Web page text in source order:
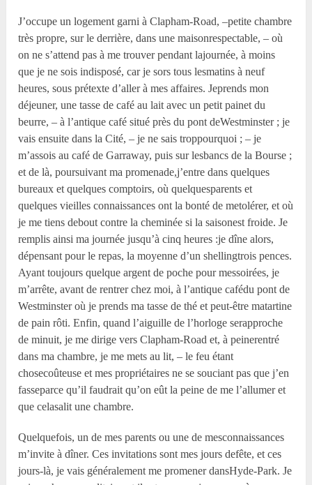
J’occupe un logement garni à Clapham-Road, –petite chambre
très propre, sur le derrière, dans une maisonrespectable, – où
on ne s’attend pas à me trouver pendant lajournée, à moins
que je ne sois indisposé, car je sors tous lesmatins à neuf
heures, sous prétexte d’aller à mes affaires. Jeprends mon
déjeuner, une tasse de café au lait avec un petit painet du
beurre, – à l’antique café situé près du pont deWestminster ; je
vais ensuite dans la Cité, – je ne sais troppourquoi ; – je
m’assois au café de Garraway, puis sur lesbancs de la Bourse ;
et de là, poursuivant ma promenade,j’entre dans quelques
bureaux et quelques comptoirs, où quelquesparents et
quelques vieilles connaissances ont la bonté de metolérer, et où
je me tiens debout contre la cheminée si la saisonest froide. Je
remplis ainsi ma journée jusqu’à cinq heures :je dîne alors,
dépensant pour le repas, la moyenne d’un shellingtrois pences.
Ayant toujours quelque argent de poche pour messoirées, je
m’arrête, avant de rentrer chez moi, à l’antique cafédu pont de
Westminster où je prends ma tasse de thé et peut-être matartine
de pain rôti. Enfin, quand l’aiguille de l’horloge serapproche
de minuit, je me dirige vers Clapham-Road et, à peinerentré
dans ma chambre, je me mets au lit, – le feu étant
chosecoûteuse et mes propriétaires ne se souciant pas que j’en
fasseparce qu’il faudrait qu’on eût la peine de me l’allumer et
que celasalit une chambre.
Quelquefois, un de mes parents ou une de mesconnaissances
m’invite à dîner. Ces invitations sont mes jours defête, et ces
jours-là, je vais généralement me promener dansHyde-Park. Je